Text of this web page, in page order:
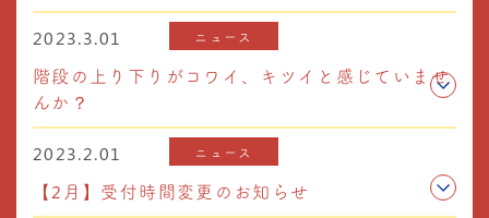
2023.3.01 ニュース
階段の上り下りがコワイ、キツイと感じていませ
んか？
2023.2.01 ニュース
【2月】受付時間変更のお知らせ